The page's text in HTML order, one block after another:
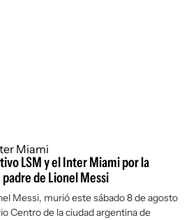
LSM y el Inter Miami por la
de Lionel Messi
Messi, murió este sábado 8 de agosto
Centro de la ciudad argentina de